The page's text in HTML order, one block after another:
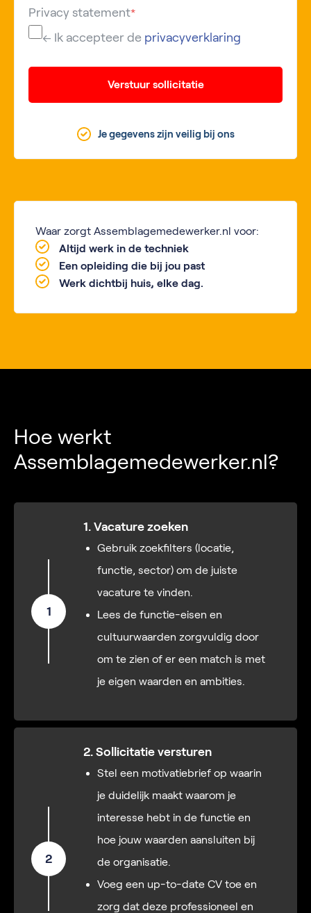
Privacy statement*
← Ik accepteer de privacyverklaring
Verstuur sollicitatie
Je gegevens zijn veilig bij ons
Waar zorgt Assemblagemedewerker.nl voor:
Altijd werk in de techniek
Een opleiding die bij jou past
Werk dichtbij huis, elke dag.
Hoe werkt
Assemblagemedewerker.nl?
1
1. Vacature zoeken
Gebruik zoekfilters (locatie,
functie, sector) om de juiste
vacature te vinden.
Lees de functie-eisen en
cultuurwaarden zorgvuldig door
om te zien of er een match is met
je eigen waarden en ambities.
2
2. Sollicitatie versturen
Stel een motivatiebrief op waarin
je duidelijk maakt waarom je
interesse hebt in de functie en
hoe jouw waarden aansluiten bij
de organisatie.
Voeg een up-to-date CV toe en
zorg dat deze professioneel en